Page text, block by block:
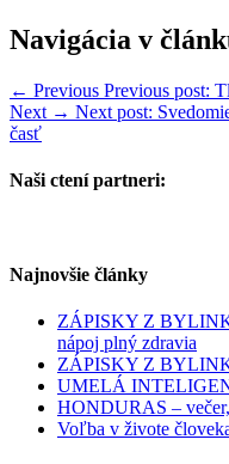
Navigácia v
← Previous Previous post:
Next → Next post:
časť
Naši ctení partneri:
Najnovšie články
ZÁPISKY Z
nápoj plný zdravia
ZÁPISKY Z
UMELÁ
HONDURAS –
Voľba v živote